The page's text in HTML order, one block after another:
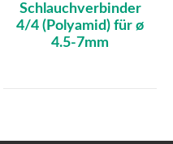
Schlauchverbinder
4/4 (Polyamid) für ø
4.5-7mm